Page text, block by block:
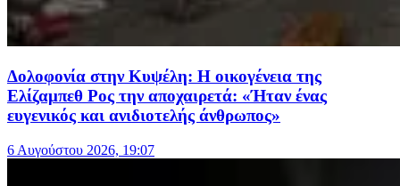
Δολοφονία στην Κυψέλη: Η οικογένεια της
Ελίζαμπεθ Ρος την αποχαιρετά: «Ήταν ένας
ευγενικός και ανιδιοτελής άνθρωπος»
6 Αυγούστου 2026, 19:07